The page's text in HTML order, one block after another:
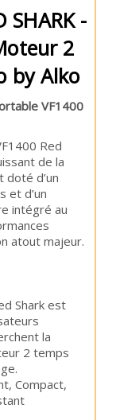
SHARK -
2
by Alko
VF1400
Red
de la
doté d’un
et d’un
intégré au
atout majeur.
Shark est
la
2 temps
Compact,